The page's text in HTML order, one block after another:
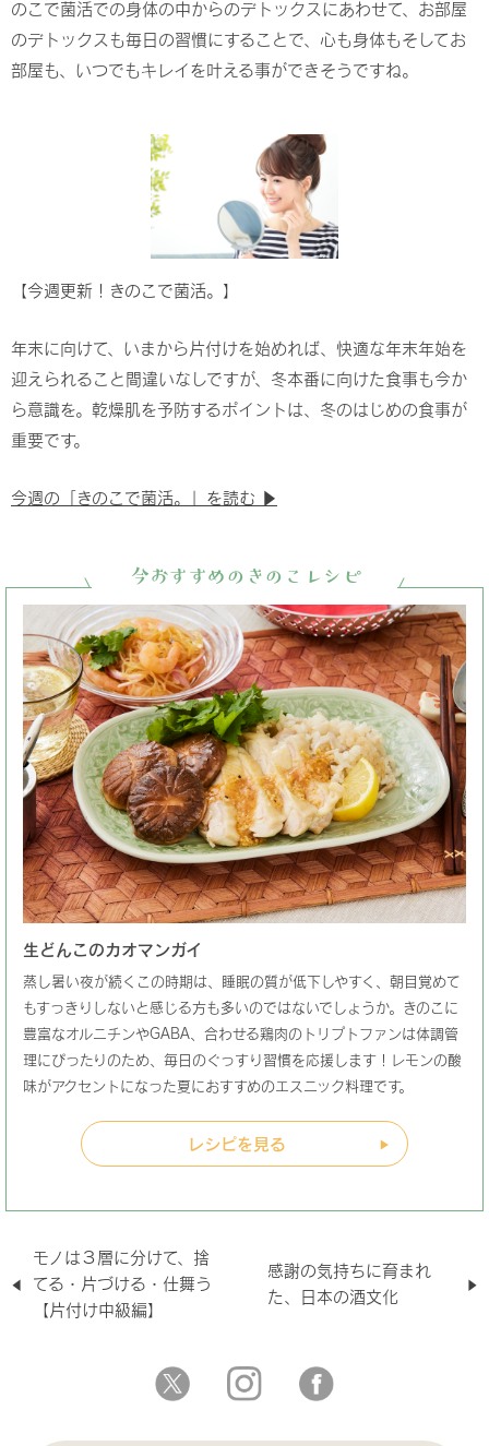
のこで菌活での身体の中からのデトックスにあわせて、お部屋
のデトックスも毎日の習慣にすることで、心も身体もそしてお
部屋も、いつでもキレイを叶える事ができそうですね。
【今週更新！きのこで菌活。】
年末に向けて、いまから片付けを始めれば、快適な年末年始を
迎えられること間違いなしですが、冬本番に向けた食事も今か
ら意識を。乾燥肌を予防するポイントは、冬のはじめの食事が
重要です。
今週の「きのこで菌活。」を読む ▶︎
今おすすめのきのこレシピ
生どんこのカオマンガイ
蒸し暑い夜が続くこの時期は、睡眠の質が低下しやすく、朝目覚めて
もすっきりしないと感じる方も多いのではないでしょうか。きのこに
豊富なオルニチンやGABA、合わせる鶏肉のトリプトファンは体調管
理にぴったりのため、毎日のぐっすり習慣を応援します！レモンの酸
味がアクセントになった夏におすすめのエスニック料理です。
レシピを見る
モノは３層に分けて、捨
てる・片づける・仕舞う
【片付け中級編】
感謝の気持ちに育まれ
た、日本の酒文化